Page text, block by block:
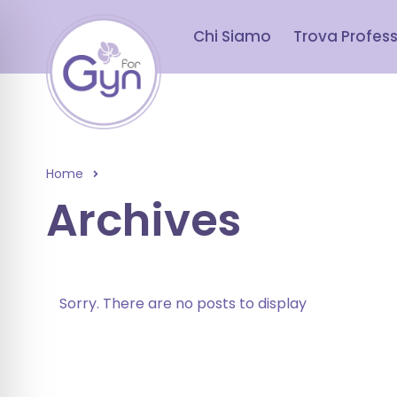
Chi Siamo Trova
Home
Archives
Sorry. There are no posts to display